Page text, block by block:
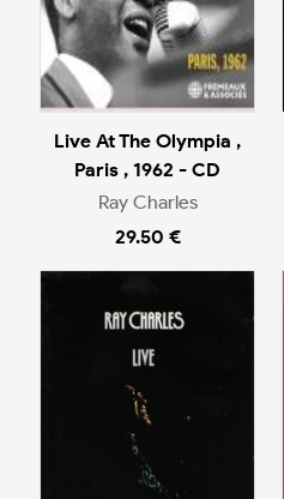
Live At The Olympia ,
Paris , 1962 - CD
Ray Charles
29.50 €